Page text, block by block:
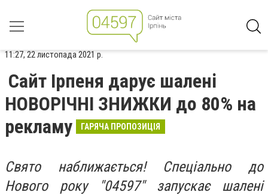
11:27, 22 листопада 2021 р.
Сайт Ірпеня дарує шалені
НОВОРІЧНІ ЗНИЖКИ до 80% на
рекламу
ГАРЯЧА ПРОПОЗИЦІЯ
Свято наближається! Спеціально до
Нового року "04597" запускає шалені